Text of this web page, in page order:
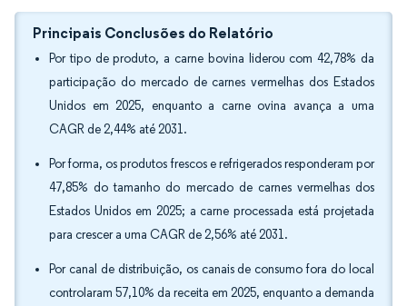
Principais Conclusões do Relatório
Por tipo de produto, a carne bovina liderou com 42,78% da
participação do mercado de carnes vermelhas dos Estados
Unidos em 2025, enquanto a carne ovina avança a uma
CAGR de 2,44% até 2031.
Por forma, os produtos frescos e refrigerados responderam por
47,85% do tamanho do mercado de carnes vermelhas dos
Estados Unidos em 2025; a carne processada está projetada
para crescer a uma CAGR de 2,56% até 2031.
Por canal de distribuição, os canais de consumo fora do local
controlaram 57,10% da receita em 2025, enquanto a demanda